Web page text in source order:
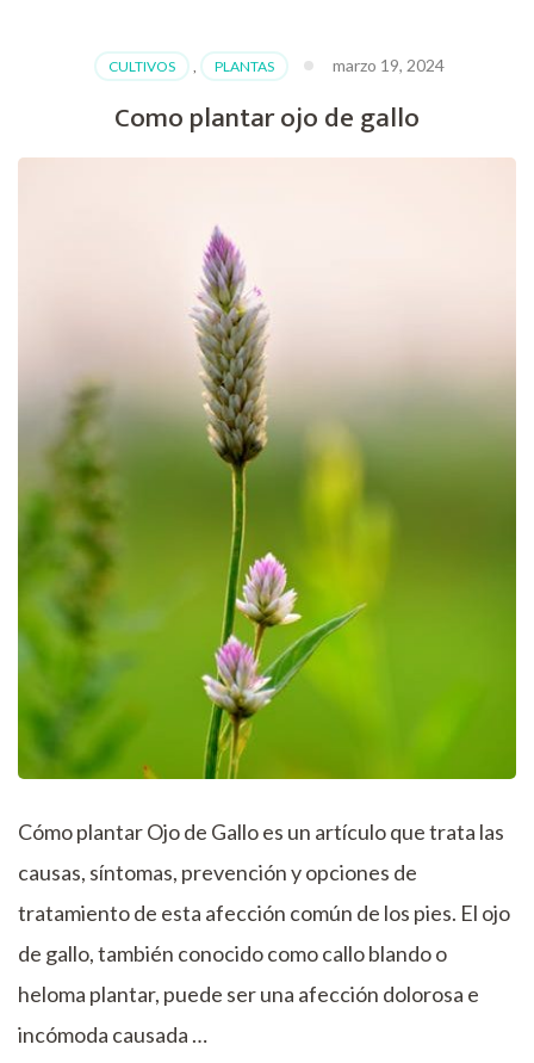
padrón
CULTIVOS PLANTAS marzo 19, 2024
Como plantar ojo de gallo
Cómo plantar Ojo de Gallo es un artículo que trata las
causas, síntomas, prevención y opciones de
tratamiento de esta afección común de los pies. El ojo
de gallo, también conocido como callo blando o
heloma plantar, puede ser una afección dolorosa e
incómoda causada …